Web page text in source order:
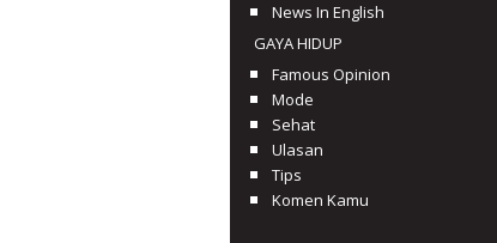
News In English
GAYA HIDUP
Famous Opinion
Mode
Sehat
Ulasan
Tips
Komen Kamu